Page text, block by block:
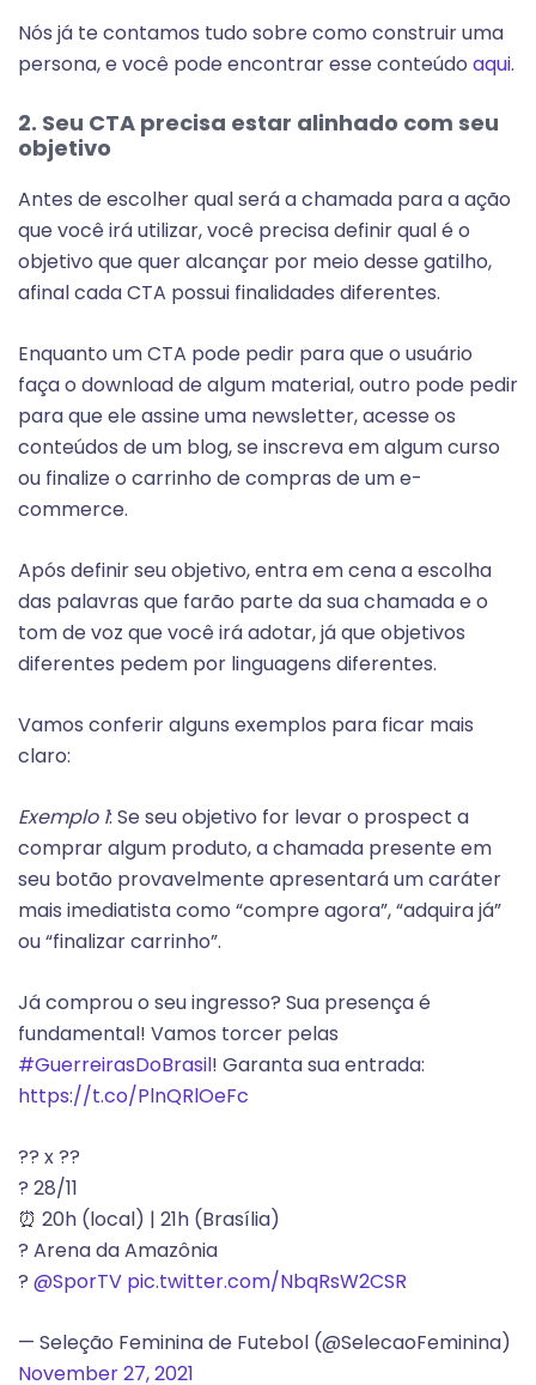
Nós já te contamos tudo sobre como construir uma
persona, e você pode encontrar esse conteúdo aqui.
2. Seu CTA precisa estar alinhado com seu
objetivo
Antes de escolher qual será a chamada para a ação
que você irá utilizar, você precisa definir qual é o
objetivo que quer alcançar por meio desse gatilho,
afinal cada CTA possui finalidades diferentes.
Enquanto um CTA pode pedir para que o usuário
faça o download de algum material, outro pode pedir
para que ele assine uma newsletter, acesse os
conteúdos de um blog, se inscreva em algum curso
ou finalize o carrinho de compras de um e-
commerce.
Após definir seu objetivo, entra em cena a escolha
das palavras que farão parte da sua chamada e o
tom de voz que você irá adotar, já que objetivos
diferentes pedem por linguagens diferentes.
Vamos conferir alguns exemplos para ficar mais
claro:
Exemplo 1: Se seu objetivo for levar o prospect a
comprar algum produto, a chamada presente em
seu botão provavelmente apresentará um caráter
mais imediatista como “compre agora”, “adquira já”
ou “finalizar carrinho”.
Já comprou o seu ingresso? Sua presença é
fundamental! Vamos torcer pelas
#GuerreirasDoBrasil! Garanta sua entrada:
https://t.co/PlnQRlOeFc
?? x ??
? 28/11
⏰ 20h (local) | 21h (Brasília)
? Arena da Amazônia
? @SporTV pic.twitter.com/NbqRsW2CSR
— Seleção Feminina de Futebol (@SelecaoFeminina)
November 27, 2021